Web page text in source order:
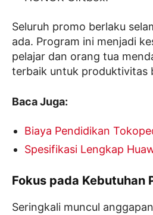
Seluruh promo berlaku
ada. Program ini menjadi
pelajar dan orang tua
terbaik untuk produktivitas
Baca Juga:
Biaya Pendidikan
Spesifikasi Lengkap
Fokus pada Kebutuhan
Seringkali muncul